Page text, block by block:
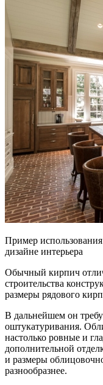
Пример
дизайне интерьера
Обычный кирпич
строительства
размеры рядового
В дальнейшем он
оштукатуривания.
настолько ровные и
дополнительной
и размеры
разнообразнее.